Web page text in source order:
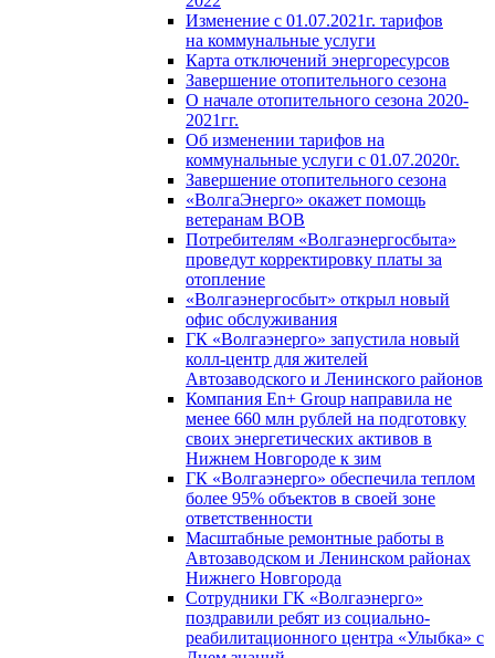
Изменение с 01.07.2021г. тарифов
на коммунальные услуги
Карта отключений энергоресурсов
Завершение отопительного сезона
О начале отопительного сезона 2020-
2021гг.
Об изменении тарифов на
коммунальные услуги с 01.07.2020г.
Завершение отопительного сезона
«ВолгаЭнерго» окажет помощь
ветеранам ВОВ
Потребителям «Волгаэнергосбыта»
проведут корректировку платы за
отопление
«Волгаэнергосбыт» открыл новый
офис обслуживания
ГК «Волгаэнерго» запустила новый
колл-центр для жителей
Автозаводского и Ленинского районов
Компания En+ Group направила не
менее 660 млн рублей на подготовку
своих энергетических активов в
Нижнем Новгороде к зим
ГК «Волгаэнерго» обеспечила теплом
более 95% объектов в своей зоне
ответственности
Масштабные ремонтные работы в
Автозаводском и Ленинском районах
Нижнего Новгорода
Сотрудники ГК «Волгаэнерго»
поздравили ребят из социально-
реабилитационного центра «Улыбка» с